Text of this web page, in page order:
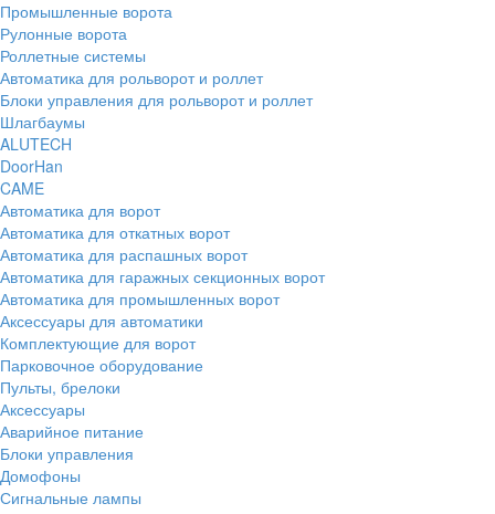
Промышленные ворота
Рулонные ворота
Роллетные системы
Автоматика для рольворот и роллет
Блоки управления для рольворот и роллет
Шлагбаумы
ALUTECH
DoorHan
CAME
Автоматика для ворот
Автоматика для откатных ворот
Автоматика для распашных ворот
Автоматика для гаражных секционных ворот
Автоматика для промышленных ворот
Аксессуары для автоматики
Комплектующие для ворот
Парковочное оборудование
Пульты, брелоки
Аксессуары
Аварийное питание
Блоки управления
Домофоны
Сигнальные лампы